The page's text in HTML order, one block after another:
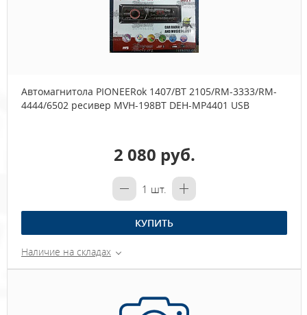
Автомагнитола PIONEERok 1407/BT 2105/RM-3333/RM-
4444/6502 ресивер MVH-198BT DEH-MP4401 USB
2 080 руб.
1 шт.
КУПИТЬ
Наличие на складах